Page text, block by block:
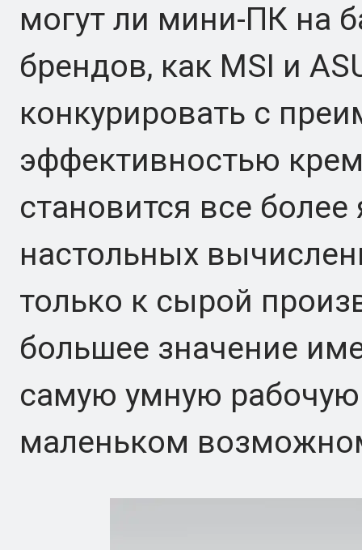
могут ли мини-ПК на
брендов, как MSI и
конкурировать с
эффективностью
становится все
настольных
только к сырой
большее значение
самую умную
маленьком